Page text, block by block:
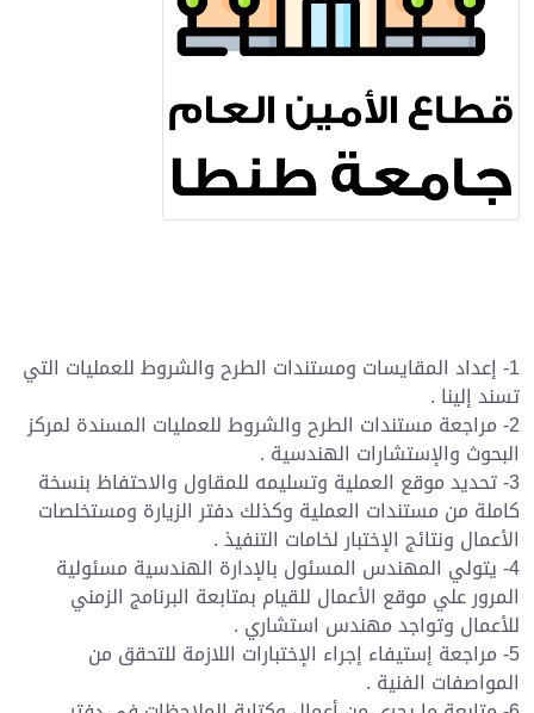
1- إعداد المقايسات ومستندات الطرح والشروط للعمليات التي
تسند إلينا .
2- مراجعة مستندات الطرح والشروط للعمليات المسندة لمركز
البحوث والإستشارات الهندسية .
3- تحديد موقع العملية وتسليمه للمقاول والاحتفاظ بنسخة
كاملة من مستندات العملية وكذلك دفتر الزيارة ومستخلصات
الأعمال ونتائج الإختبار لخامات التنفيذ .
4- يتولي المهندس المسئول بالإدارة الهندسية مسئولية
المرور علي موقع الأعمال للقيام بمتابعة البرنامج الزمني
للأعمال وتواجد مهندس استشاري .
5- مراجعة إستيفاء إجراء الإختبارات اللازمة للتحقق من
المواصفات الفنية .